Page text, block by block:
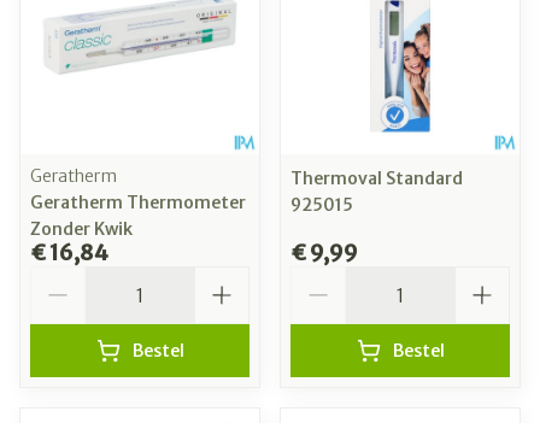
Geratherm
Geratherm Thermometer
Zonder Kwik
€ 16,84
Bestel
Thermoval Standard
925015
€ 9,99
Bestel